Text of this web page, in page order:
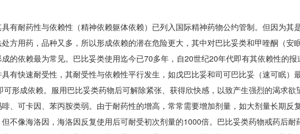
有耐药性与依赖性（精神依赖躯体依赖）已列入国际精神药物公约管制。但因为其
方用药，品种又多，所以形成依赖的潜在危险更大，其中对巴比妥类和甲喹酮（安
的依赖最为常见。巴比妥类使用迄今已70多年，自20世纪20年代即有其依赖性的报
有快速耐受性，其耐受性与依赖性平行发生，如戊巴比妥和司可巴比妥（速可眠）
形成依赖。服用巴比妥类药物后可解除紧张、获得欣快感，以致产生强烈的渴求欲
、可卡因、苯丙胺类弱。由于耐药性的增高，常常需要增加剂量，如大剂量长期反
不像海洛因，海洛因反复使用后可耐受初次剂量的1000倍。巴比妥类药物戒药后耐